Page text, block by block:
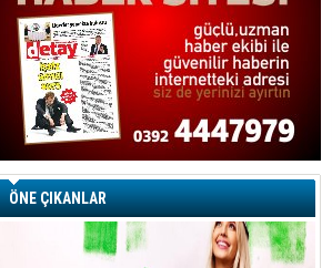
ÖNE ÇIKANLAR